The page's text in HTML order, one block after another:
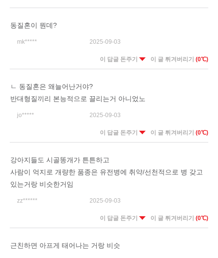
동질혼이 뭔데?
mk***** 2025-09-03
이 답글 돈주기 이 글 튀겨버리기 (0℃)
ㄴ 동질혼은 왜늘어난거야?
반대형질끼리 본능적으로 끌리는거 아니었노
jo***** 2025-09-03
이 답글 돈주기 이 글 튀겨버리기 (0℃)
강아지들도 시골똥개가 튼튼하고
사람이 억지로 개량한 품종은 유전병에 취약/선천적으로 병 갖고
있는거랑 비슷한거임
zz****** 2025-09-03
이 답글 돈주기 이 글 튀겨버리기 (0℃)
근친하면 아프게 태어나는 거랑 비슷